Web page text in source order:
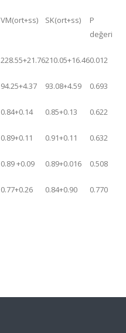
VM(ort+ss) SK(ort+ss)
P
değeri
228.55+21.76210.05+16.460.012
94.25+4.37 93.08+4.59 0.693
0.84+0.14 0.85+0.13 0.622
0.89+0.11 0.91+0.11 0.632
0.89 +0.09 0.89+0.016 0.508
0.77+0.26 0.84+0.90 0.770